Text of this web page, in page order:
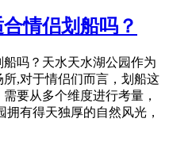
情侣划船吗？
吗？天水天水湖公园作为
,对于情侣们而言，划船这
要从多个维度进行考量，
有得天独厚的自然风光，